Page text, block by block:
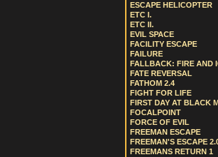
ESCAPE HELICOPTER
ETC I.
ETC II.
EVIL SPACE
FACILITY ESCAPE
FAILURE
FALLBACK: FIRE AND
FATE REVERSAL
FATHOM 2.4
FIGHT FOR LIFE
FIRST DAY AT BLACK
FOCALPOINT
FORCE OF EVIL
FREEMAN ESCAPE
FREEMAN'S ESCAPE
FREEMANS RETURN 1